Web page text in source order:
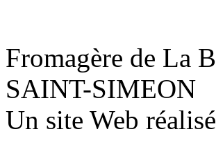
Fromagère de La
SAINT-SIMEON
Un site Web